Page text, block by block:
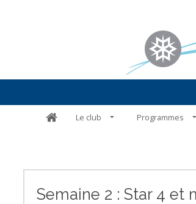
Le club Programmes
Semaine 2 : Star 4 et